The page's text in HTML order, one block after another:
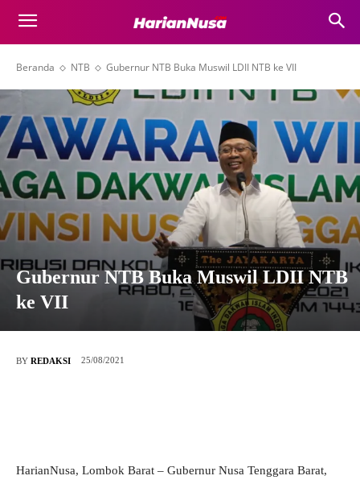
Beranda NTB Gubernur NTB Buka Muswil LDII NTB ke VII
Gubernur NTB Buka Muswil LDII NTB
ke VII
BY REDAKSI 25/08/2021
HarianNusa, Lombok Barat – Gubernur Nusa Tenggara Barat,